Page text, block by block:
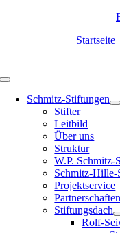
Startseite |
Toggle
NavigationSchmitz-Stiftungen
Stifter
Leitbild
Über uns
Struktur
W.P. Schmitz-
Schmitz-Hille-
Projektservice
Partnerschaften
Stiftungsdach
Rolf-